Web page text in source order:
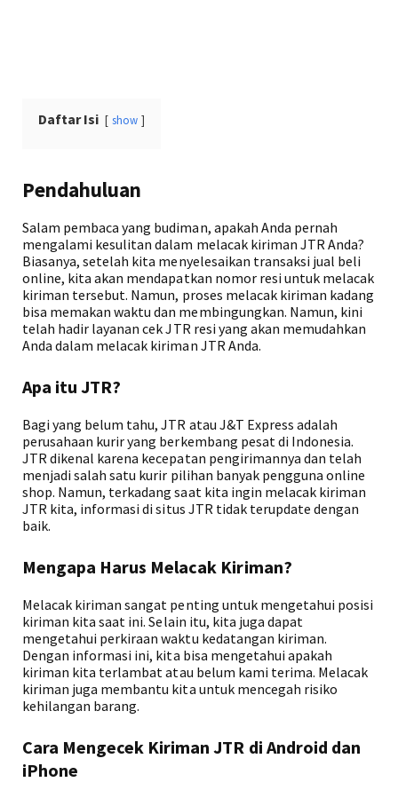
Daftar Isi show
Pendahuluan
Salam pembaca yang budiman, apakah Anda pernah
mengalami kesulitan dalam melacak kiriman JTR Anda?
Biasanya, setelah kita menyelesaikan transaksi jual beli
online, kita akan mendapatkan nomor resi untuk melacak
kiriman tersebut. Namun, proses melacak kiriman kadang
bisa memakan waktu dan membingungkan. Namun, kini
telah hadir layanan cek JTR resi yang akan memudahkan
Anda dalam melacak kiriman JTR Anda.
Apa itu JTR?
Bagi yang belum tahu, JTR atau J&T Express adalah
perusahaan kurir yang berkembang pesat di Indonesia.
JTR dikenal karena kecepatan pengirimannya dan telah
menjadi salah satu kurir pilihan banyak pengguna online
shop. Namun, terkadang saat kita ingin melacak kiriman
JTR kita, informasi di situs JTR tidak terupdate dengan
baik.
Mengapa Harus Melacak Kiriman?
Melacak kiriman sangat penting untuk mengetahui posisi
kiriman kita saat ini. Selain itu, kita juga dapat
mengetahui perkiraan waktu kedatangan kiriman.
Dengan informasi ini, kita bisa mengetahui apakah
kiriman kita terlambat atau belum kami terima. Melacak
kiriman juga membantu kita untuk mencegah risiko
kehilangan barang.
Cara Mengecek Kiriman JTR di Android dan
iPhone